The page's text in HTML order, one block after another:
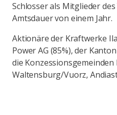
Schlosser als Mitglieder
Amtsdauer von einem Jahr.
Aktionäre der Kraftwerke
Power AG (85%), der
die
Waltensburg/Vuorz,